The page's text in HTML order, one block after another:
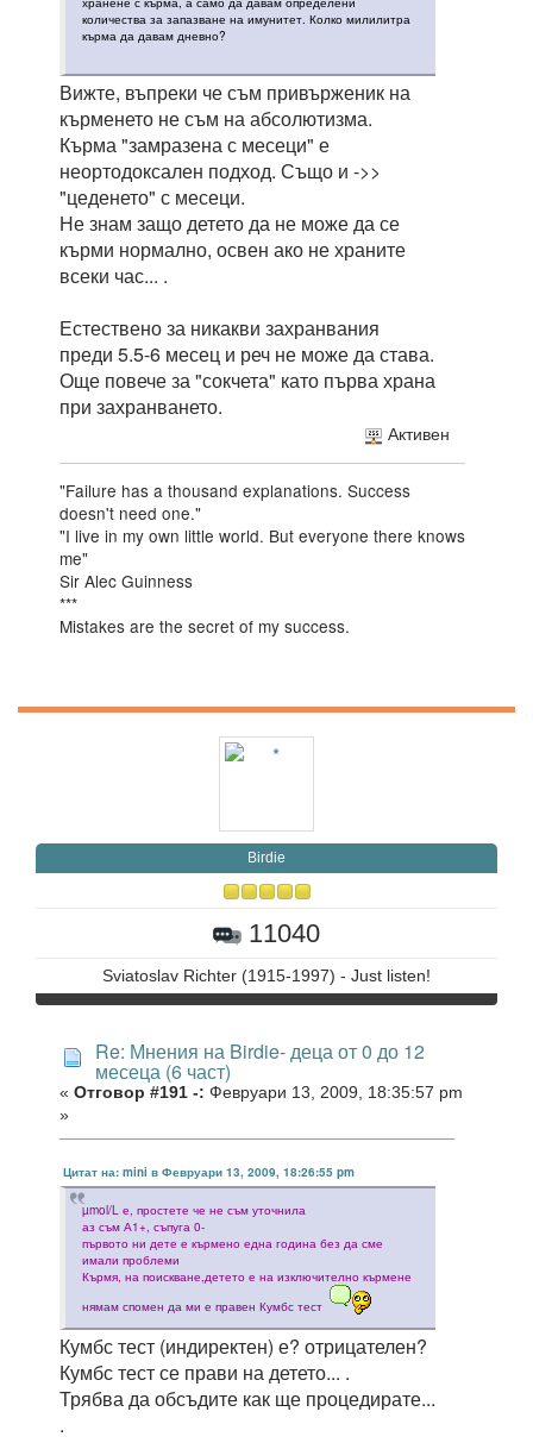
количества за запазване на имунитет. Колко милилитра
кърма да давам дневно?
Вижте, въпреки че съм привърженик на
кърменето не съм на абсолютизма.
Кърма "замразена с месеци" е
неортодоксален подход. Също и ->>
"цеденето" с месеци.
Не знам защо детето да не може да се
кърми нормално, освен ако не храните
всеки час... .
Естествено за никакви захранвания
преди 5.5-6 месец и реч не може да става.
Още повече за "сокчета" като първа храна
при захранването.
Активен
"Failure has a thousand explanations. Success
doesn't need one."
"I live in my own little world. But everyone there knows
me"
Sir Alec Guinness
***
Mistakes are the secret of my success.
Birdie
11040
Sviatoslav Richter (1915-1997) - Just listen!
Re: Мнения на Birdie- деца от 0 до 12
месеца (6 част)
« Отговор #191 -: Февруари 13, 2009, 18:35:57 pm
»
Цитат на: mini в Февруари 13, 2009, 18:26:55 pm
µmol/L е, простете че не съм уточнила
аз съм А1+, съпуга 0-
първото ни дете е кърмено една година без да сме
имали проблеми
Кърмя, на поискване,детето е на изключително кърмене
нямам спомен да ми е правен Кумбс тест
Кумбс тест (индиректен) е? отрицателен?
Кумбс тест се прави на детето... .
Трябва да обсъдите как ще процедирате...
.